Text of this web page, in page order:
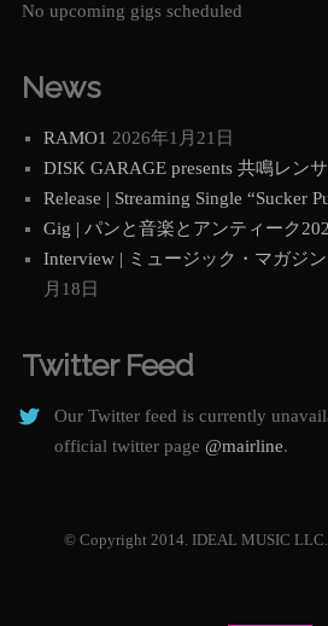
No upcoming gigs scheduled
News
RAMO1 2026年1月21日
DISK GARAGE presents 共鳴レン
Release | Streaming Single “Sucker
Gig | パンと音楽とアンティーク
Interview | ミュージック・マガジ
月18日
Twitter Feed
Our Twitter feed is currently
official twitter page @mairline.
© Copyright 2014. IDEAL MUSIC